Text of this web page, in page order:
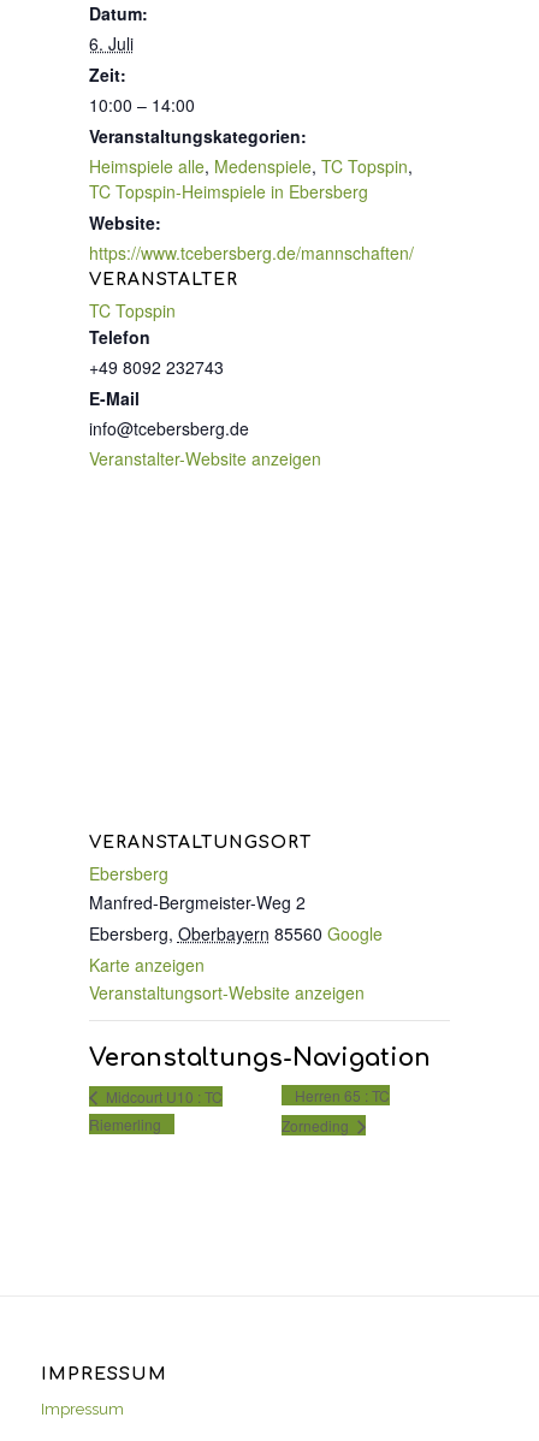
Datum:
6. Juli
Zeit:
10:00 – 14:00
Veranstaltungskategorien:
Heimspiele alle, Medenspiele, TC Topspin,
TC Topspin-Heimspiele in Ebersberg
Website:
https://www.tcebersberg.de/mannschaften/
VERANSTALTER
TC Topspin
Telefon
+49 8092 232743
E-Mail
info@tcebersberg.de
Veranstalter-Website anzeigen
VERANSTALTUNGSORT
Ebersberg
Manfred-Bergmeister-Weg 2
Ebersberg, Oberbayern 85560 Google
Karte anzeigen
Veranstaltungsort-Website anzeigen
Veranstaltungs-Navigation
Midcourt U10 : TC
Riemerling
Herren 65 : TC
Zorneding
IMPRESSUM
Impressum